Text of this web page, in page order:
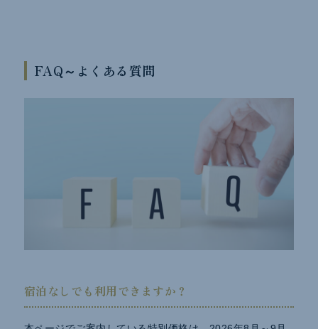
FAQ～よくある質問
宿泊なしでも利用できますか？